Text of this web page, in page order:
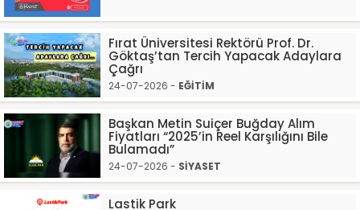
Fırat Üniversitesi Rektörü Prof. Dr.
Göktaş’tan Tercih Yapacak Adaylara
Çağrı
24-07-2026 - EĞİTİM
Başkan Metin Suiçer Buğday Alım
Fiyatları “2025’in Reel Karşılığını Bile
Bulamadı”
24-07-2026 - SİYASET
Lastik Park